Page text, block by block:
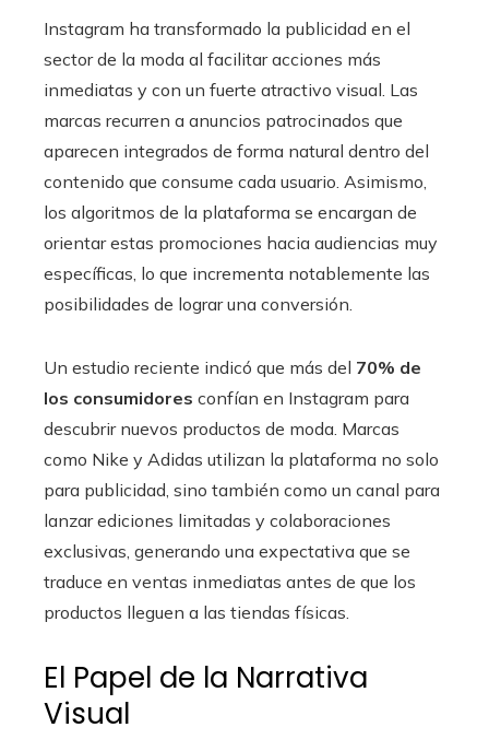
Instagram ha transformado la publicidad en el
sector de la moda al facilitar acciones más
inmediatas y con un fuerte atractivo visual. Las
marcas recurren a anuncios patrocinados que
aparecen integrados de forma natural dentro del
contenido que consume cada usuario. Asimismo,
los algoritmos de la plataforma se encargan de
orientar estas promociones hacia audiencias muy
específicas, lo que incrementa notablemente las
posibilidades de lograr una conversión.
Un estudio reciente indicó que más del 70% de
los consumidores confían en Instagram para
descubrir nuevos productos de moda. Marcas
como Nike y Adidas utilizan la plataforma no solo
para publicidad, sino también como un canal para
lanzar ediciones limitadas y colaboraciones
exclusivas, generando una expectativa que se
traduce en ventas inmediatas antes de que los
productos lleguen a las tiendas físicas.
El Papel de la Narrativa
Visual